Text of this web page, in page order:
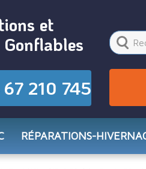
et
210 745
RÉPARATIONS-